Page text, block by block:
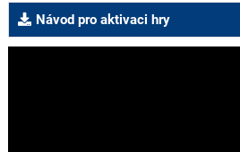
Návod pro aktivaci hry